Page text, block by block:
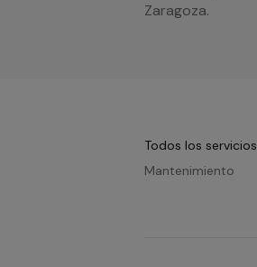
Zaragoza.
Todos los servicios
Mantenimiento